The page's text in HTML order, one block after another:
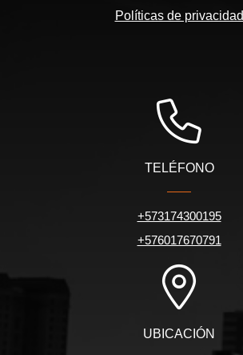
Políticas de privacidad
TELÉFONO
+573174300195
+576017670791
UBICACIÓN